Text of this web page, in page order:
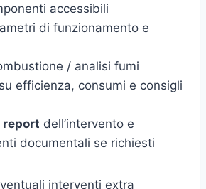
accessibili
di funzionamento e
/ analisi fumi
efficienza, consumi e consigli
report dell’intervento e
documentali se richiesti
interventi extra